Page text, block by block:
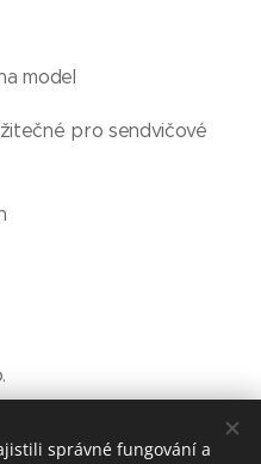
model
pro sendvičové
správné fungování a